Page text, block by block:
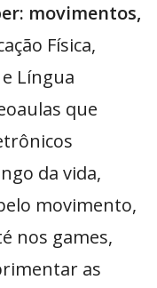
movimentos,
Física,
Língua
que
da vida,
movimento,
nos games,
as